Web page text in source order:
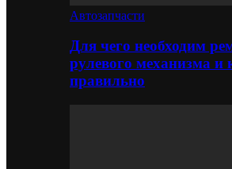
Автозапчасти
Для чего необходим
рулевого механизма и
правильно